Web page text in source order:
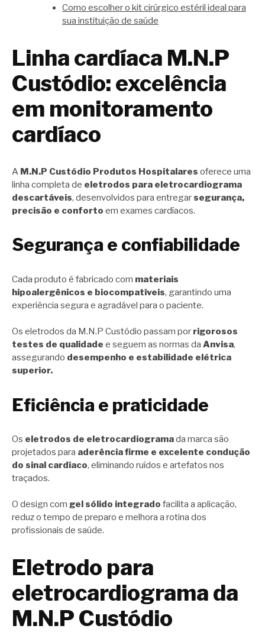
Como escolher o kit cirúrgico estéril ideal para
sua instituição de saúde
Linha cardíaca M.N.P
Custódio: excelência
em monitoramento
cardíaco
A M.N.P Custódio Produtos Hospitalares oferece uma
linha completa de eletrodos para eletrocardiograma
descartáveis, desenvolvidos para entregarsegurança,
precisão e conforto em exames cardíacos.
Segurança e confiabilidade
Cada produto é fabricado com materiais
hipoalergênicos e biocompatíveis, garantindo uma
experiência segura e agradável para o paciente.
Os eletrodos da M.N.P Custódio passam por rigorosos
testes de qualidade e seguem as normas da Anvisa,
assegurando desempenho e estabilidade elétrica
superior.
Eficiência e praticidade
Os eletrodos de eletrocardiogramada marca são
projetados para aderência firme e excelente condução
do sinal cardíaco, eliminando ruídos e artefatos nos
traçados.
O design com gel sólido integrado facilita a aplicação,
reduz o tempo de preparo e melhora a rotina dos
profissionais de saúde.
Eletrodo para
eletrocardiograma da
M.N.P Custódio